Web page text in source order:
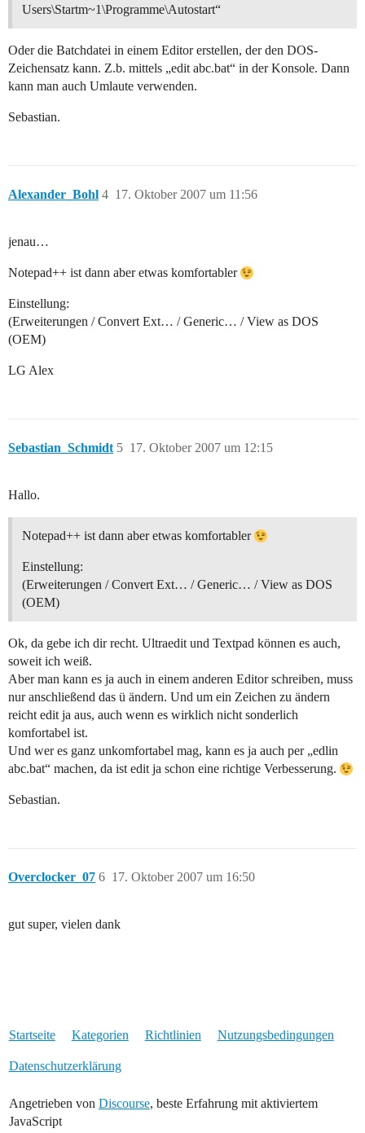
Users\Startm~1\Programme\Autostart“
Oder die Batchdatei in einem Editor erstellen, der den DOS-
Zeichensatz kann. Z.b. mittels „edit abc.bat“ in der Konsole. Dann
kann man auch Umlaute verwenden.
Sebastian.
Alexander_Bohl 17. Oktober 2007 um 11:56
4
jenau…
Notepad++ ist dann aber etwas komfortabler
Einstellung:
(Erweiterungen / Convert Ext… / Generic… / View as DOS
(OEM)
LG Alex
Sebastian_Schmidt 17. Oktober 2007 um 12:15
5
Hallo.
Notepad++ ist dann aber etwas komfortabler
Einstellung:
(Erweiterungen / Convert Ext… / Generic… / View as DOS
(OEM)
Ok, da gebe ich dir recht. Ultraedit und Textpad können es auch,
soweit ich weiß.
Aber man kann es ja auch in einem anderen Editor schreiben, muss
nur anschließend das ü ändern. Und um ein Zeichen zu ändern
reicht edit ja aus, auch wenn es wirklich nicht sonderlich
komfortabel ist.
Und wer es ganz unkomfortabel mag, kann es ja auch per „edlin
abc.bat“ machen, da ist edit ja schon eine richtige Verbesserung.
Sebastian.
Overclocker_07 17. Oktober 2007 um 16:50
6
gut super, vielen dank
Startseite Kategorien Richtlinien Nutzungsbedingungen
Datenschutzerklärung
Angetrieben von Discourse, beste Erfahrung mit aktiviertem
JavaScript